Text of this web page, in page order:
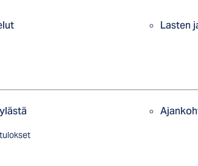
Lasten